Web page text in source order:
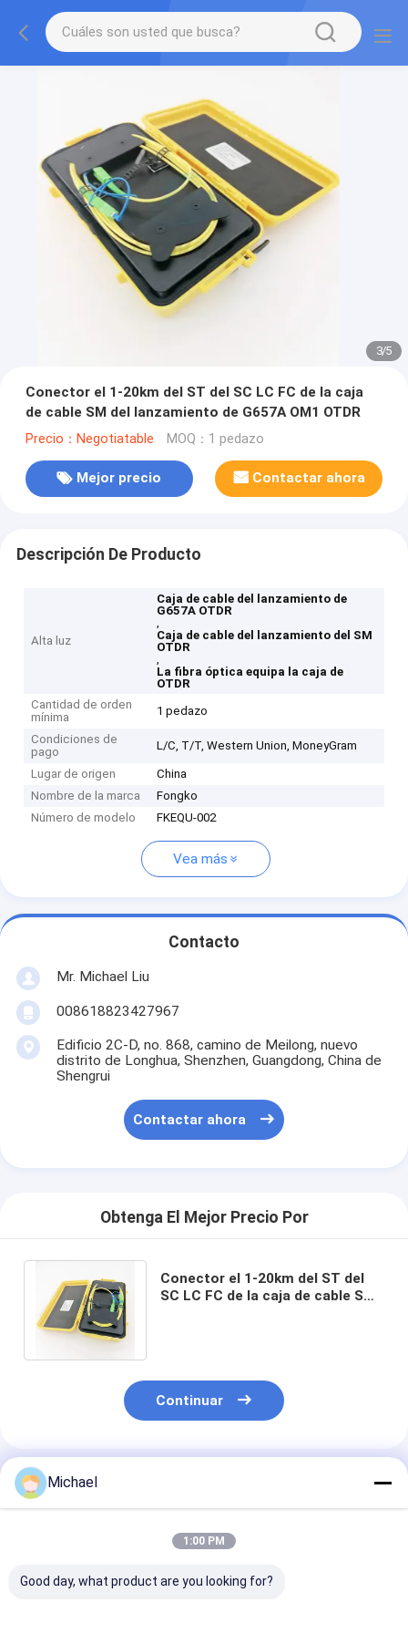
3/5
Conector el 1-20km del ST del SC LC FC de la caja
de cable SM del lanzamiento de G657A OM1 OTDR
Precio：Negotiatable MOQ：1 pedazo
Mejor precio Contactar ahora
Descripción De Producto
Alta luz
Caja de cable del lanzamiento de
G657A OTDR
,
Caja de cable del lanzamiento del SM
OTDR
,
La fibra óptica equipa la caja de
OTDR
Cantidad de orden
mínima
1 pedazo
Condiciones de
pago
L/C, T/T, Western Union, MoneyGram
Lugar de origen
China
Nombre de la marca
Fongko
Número de modelo
FKEQU-002
Vea más
Contacto
Mr. Michael Liu
008618823427967
Edificio 2C-D, no. 868, camino de Meilong, nuevo
distrito de Longhua, Shenzhen, Guangdong, China de
Shengrui
Contactar ahora
Obtenga El Mejor Precio Por
Conector el 1-20km del ST del
SC LC FC de la caja de cable SM
Continuar
Productos Recomendados
Michael
1:00 PM
Good day, what product are you looking for?